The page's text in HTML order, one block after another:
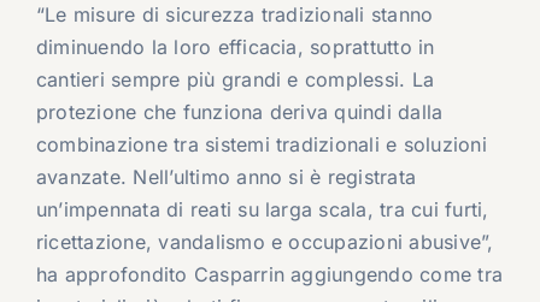
“Le misure di sicurezza tradizionali stanno
diminuendo la loro efficacia, soprattutto in
cantieri sempre più grandi e complessi. La
protezione che funziona deriva quindi dalla
combinazione tra sistemi tradizionali e soluzioni
avanzate. Nell’ultimo anno si è registrata
un’impennata di reati su larga scala, tra cui furti,
ricettazione, vandalismo e occupazioni abusive”,
ha approfondito Casparrin aggiungendo come tra